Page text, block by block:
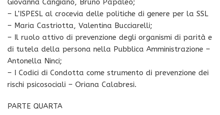
– L’ISPESL al crocevia delle politiche di genere per la SSL
– Maria Castriotta, Valentina Bucciarelli;
– Il ruolo attivo di prevenzione degli organismi di parità e
di tutela della persona nella Pubblica Amministrazione –
Antonella Ninci;
– I Codici di Condotta come strumento di prevenzione dei
rischi psicosociali – Oriana Calabresi.
PARTE QUARTA